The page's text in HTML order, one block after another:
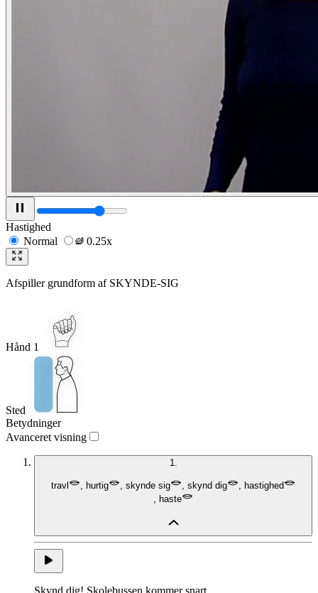
Hastighed
Normal
0.25x
Afspiller grundform af SKYNDE-SIG
Hånd 1
Sted
Betydninger
Avanceret visning
1.
travl , hurtig , skynde sig , skynd dig , hastighed
, haste
Skynd dig! Skolebussen kommer snart.